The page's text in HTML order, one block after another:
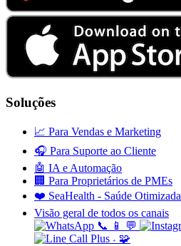
Soluções
📈 Para Vendas e Marketing
🎧 Para Suporte ao Cliente
🤖 IA e Automação
🏢 Para Proprietários de PMEs
❤️ SeaHealth - Saúde Otimizada
Visão geral de todos os canais
📞
📱 💬
+ 🧩